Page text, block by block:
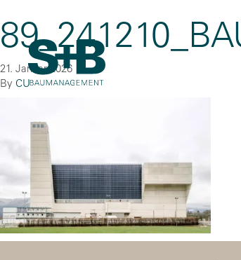
21. Januar 2026
By CU